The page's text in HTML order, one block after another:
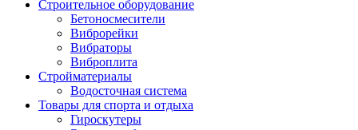
Строительное оборудование
Бетоносмесители
Виброрейки
Вибраторы
Виброплита
Стройматериалы
Водосточная система
Товары для спорта и отдыха
Гироскутеры